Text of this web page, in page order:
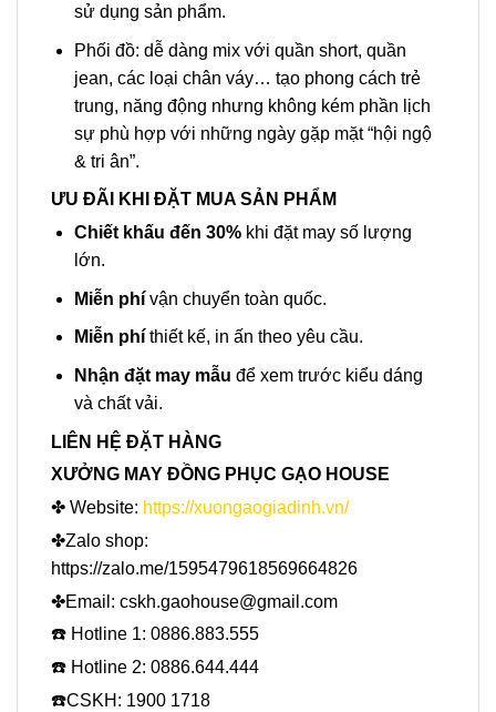
sử dụng sản phẩm.
Phối đồ: dễ dàng mix với quần short, quần
jean, các loại chân váy… tạo phong cách trẻ
trung, năng động nhưng không kém phần lịch
sự phù hợp với những ngày gặp mặt “hội ngộ
& tri ân”.
ƯU ĐÃI KHI ĐẶT MUA SẢN PHẨM
Chiết khấu đến 30%khi đặt may số lượng
lớn.
Miễn phí vận chuyển toàn quốc.
Miễn phíthiết kế, in ấn theo yêu cầu.
Nhận đặt may mẫu để xem trước kiểu dáng
và chất vải.
LIÊN HỆ ĐẶT HÀNG
XƯỞNG MAY ĐỒNG PHỤC GẠO HOUSE
✤ Website: https://xuongaogiadinh.vn/
✤Zalo shop:
https://zalo.me/1595479618569664826
✤Email: cskh.gaohouse@gmail.com
☎️ Hotline 1: 0886.883.555
☎️ Hotline 2: 0886.644.444
☎️CSKH: 1900 1718